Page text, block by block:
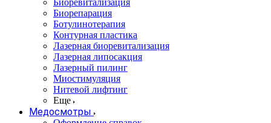
Биоревитализация
Биорепарация
Ботулинотерапия
Контурная пластика
Лазерная биоревитализация
Лазерная липосакция
Лазерный пилинг
Миостимуляция
Нитевой лифтинг
Еще
Медосмотры